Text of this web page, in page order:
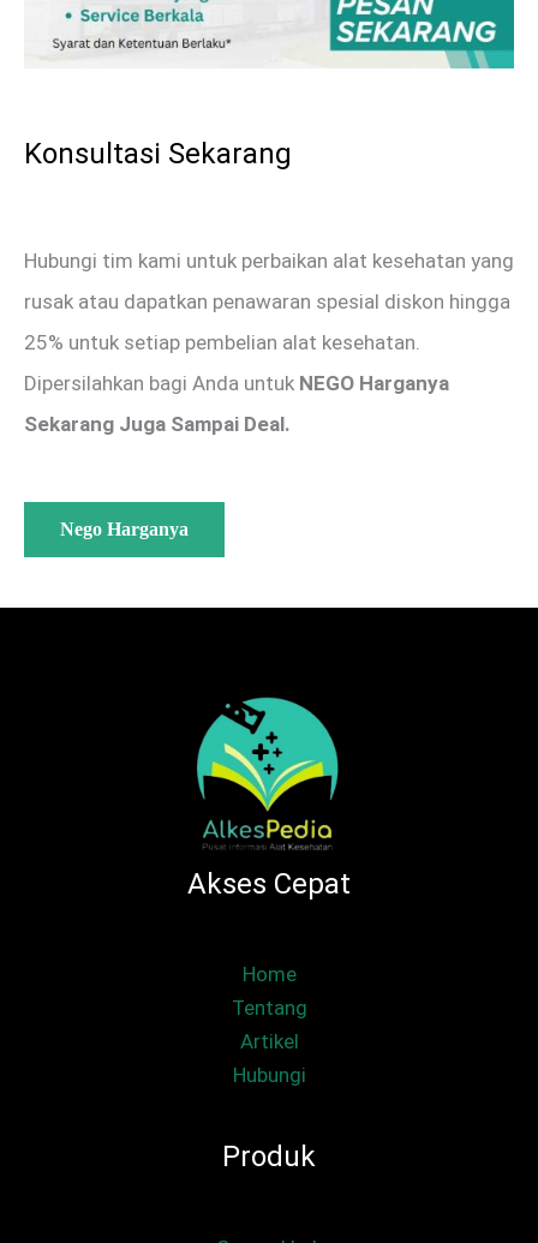
Konsultasi Sekarang
Hubungi tim kami untuk perbaikan alat kesehatan yang
rusak atau dapatkan penawaran spesial diskon hingga
25% untuk setiap pembelian alat kesehatan.
Dipersilahkan bagi Anda untuk NEGO Harganya
Sekarang Juga Sampai Deal.
Nego Harganya
Akses Cepat
Home
Tentang
Artikel
Hubungi
Produk